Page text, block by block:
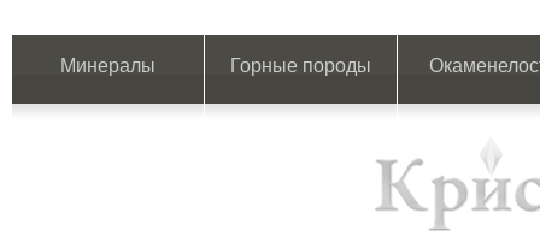
Минералы Горные породы